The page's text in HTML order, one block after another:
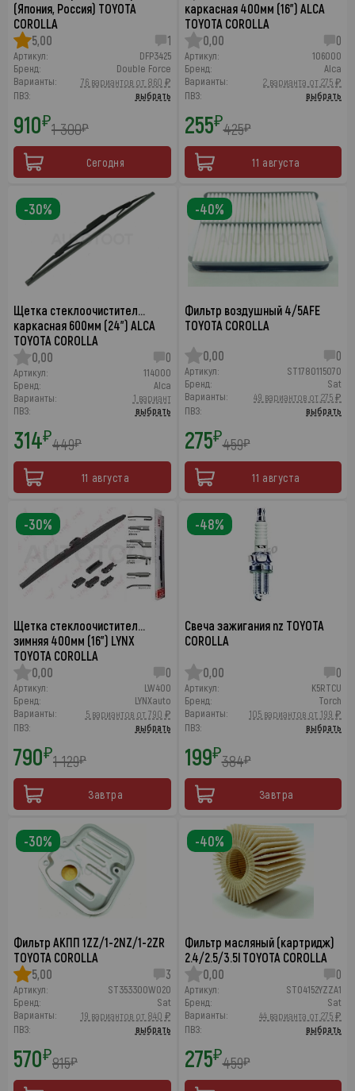
(Япония, Россия) TOYOTA
COROLLA
5,00
1
Артикул:
DFP3425
Бренд:
Double Force
Варианты:
76 вариантов от 860 ₽
ПВЗ:
выбрать
910₽1 300₽
Сегодня
каркасная 400мм (16") ALCA
TOYOTA COROLLA
0,00
0
Артикул:
106000
Бренд:
Alca
Варианты:
2 варианта от 275 ₽
ПВЗ:
выбрать
255₽425₽
11 августа
Щетка стеклоочистител…
каркасная 600мм (24") ALCA
TOYOTA COROLLA
0,00
0
Артикул:
114000
Бренд:
Alca
Варианты:
1 вариант
ПВЗ:
выбрать
314₽449₽
11 августа
-30%
Фильтр воздушный 4/5AFE
TOYOTA COROLLA
0,00
0
Артикул:
ST1780115070
Бренд:
Sat
Варианты:
49 вариантов от 275 ₽
ПВЗ:
выбрать
275₽459₽
11 августа
-40%
Щетка стеклоочистител…
зимняя 400мм (16") LYNX
TOYOTA COROLLA
0,00
0
Артикул:
LW400
Бренд:
LYNXauto
Варианты:
5 вариантов от 790 ₽
ПВЗ:
выбрать
790₽1 129₽
Завтра
-30%
Свеча зажигания nz TOYOTA
COROLLA
0,00 0
Артикул:
K5RTCU
Бренд:
Torch
Варианты:
105 вариантов от 199 ₽
ПВЗ:
выбрать
199₽384₽
Завтра
-48%
Фильтр АКПП 1ZZ/1-2NZ/1-2ZR
TOYOTA COROLLA
5,00
3
Артикул:
ST353300W020
Бренд:
Sat
Варианты:
19 вариантов от 840 ₽
ПВЗ:
выбрать
570₽815₽
-30%
Фильтр масляный (картридж)
2.4/2.5/3.5l TOYOTA COROLLA
0,00
0
Артикул:
ST04152YZZA1
Бренд:
Sat
Варианты:
44 варианта от 275 ₽
ПВЗ:
выбрать
275₽459₽
-40%